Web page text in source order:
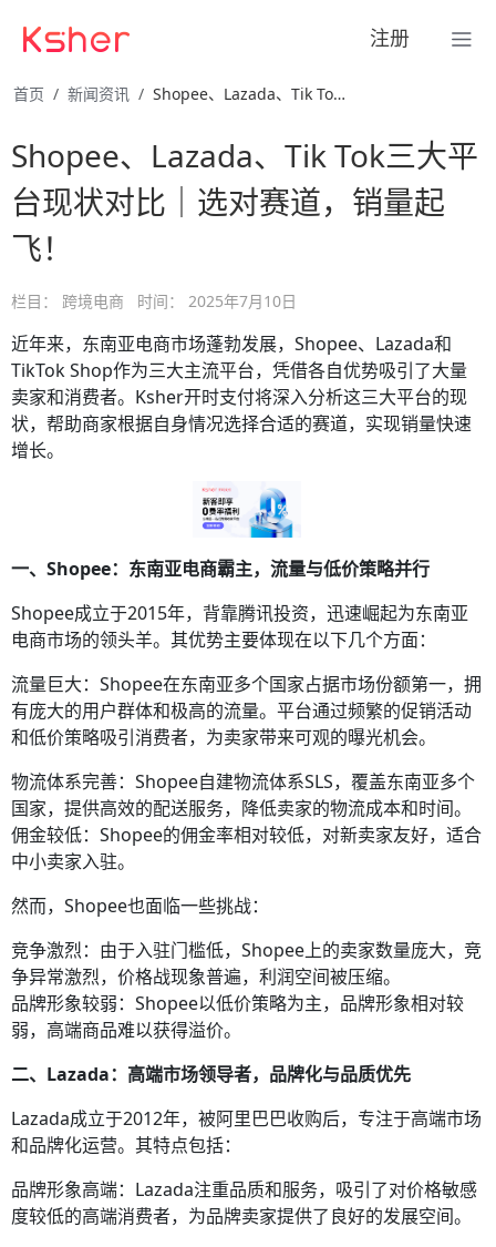
注册
首页 新闻资讯 Shopee、Lazada、Tik Tok三大平台现状对比｜ …
Shopee、Lazada、Tik Tok三大平
台现状对比｜选对赛道，销量起
飞！
栏目： 跨境电商 时间： 2025年7月10日
近年来，东南亚电商市场蓬勃发展，Shopee、Lazada和
TikTok Shop作为三大主流平台，凭借各自优势吸引了大量
卖家和消费者。Ksher开时支付将深入分析这三大平台的现
状，帮助商家根据自身情况选择合适的赛道，实现销量快速
增长。
一、Shopee：东南亚电商霸主，流量与低价策略并行
Shopee成立于2015年，背靠腾讯投资，迅速崛起为东南亚
电商市场的领头羊。其优势主要体现在以下几个方面：
流量巨大：Shopee在东南亚多个国家占据市场份额第一，拥
有庞大的用户群体和极高的流量。平台通过频繁的促销活动
和低价策略吸引消费者，为卖家带来可观的曝光机会。
物流体系完善：Shopee自建物流体系SLS，覆盖东南亚多个
国家，提供高效的配送服务，降低卖家的物流成本和时间。
佣金较低：Shopee的佣金率相对较低，对新卖家友好，适合
中小卖家入驻。
然而，Shopee也面临一些挑战：
竞争激烈：由于入驻门槛低，Shopee上的卖家数量庞大，竞
争异常激烈，价格战现象普遍，利润空间被压缩。
品牌形象较弱：Shopee以低价策略为主，品牌形象相对较
弱，高端商品难以获得溢价。
二、Lazada：高端市场领导者，品牌化与品质优先
Lazada成立于2012年，被阿里巴巴收购后，专注于高端市场
和品牌化运营。其特点包括：
品牌形象高端：Lazada注重品质和服务，吸引了对价格敏感
度较低的高端消费者，为品牌卖家提供了良好的发展空间。